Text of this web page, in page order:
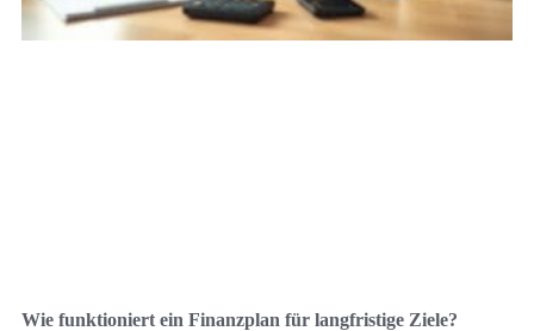
Wie funktioniert ein Finanzplan für langfristige Ziele?